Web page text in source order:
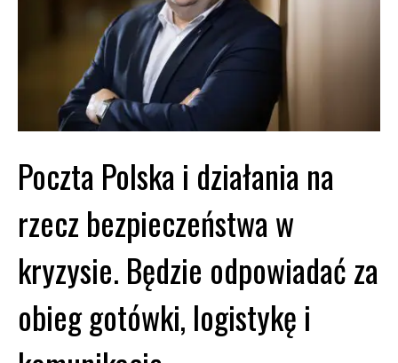
Poczta Polska i działania na
rzecz bezpieczeństwa w
kryzysie. Będzie odpowiadać za
obieg gotówki, logistykę i